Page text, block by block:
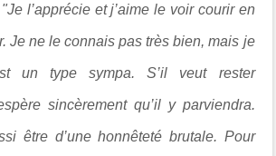
"Je l’apprécie et j’aime le voir courir en
Je ne le connais pas très bien, mais je
un type sympa. S’il veut rester
sincèrement qu’il y parviendra.
être d’une honnêteté brutale. Pour